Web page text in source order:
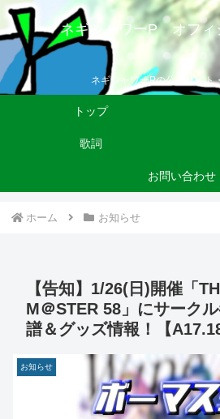
ネギシャワーP オフィ
ネギシャワーPの公式サイト
トップ
歌詞
お問い合わせ
ホーム お知らせ
【告知】1/26(日)開催「
M＠STER 58」にサーク
譜＆グッズ情報！【A17.18
お知らせ